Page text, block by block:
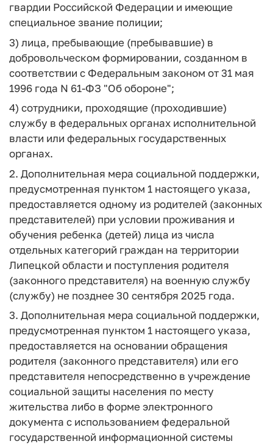
гвардии Российской Федерации и имеющие
специальное звание полиции;
3) лица, пребывающие (пребывавшие) в
добровольческом формировании, созданном в
соответствии с Федеральным законом от 31 мая
1996 года N 61-ФЗ "Об обороне";
4) сотрудники, проходящие (проходившие)
службу в федеральных органах исполнительной
власти или федеральных государственных
органах.
2. Дополнительная мера социальной поддержки,
предусмотренная пунктом 1 настоящего указа,
предоставляется одному из родителей (законных
представителей) при условии проживания и
обучения ребенка (детей) лица из числа
отдельных категорий граждан на территории
Липецкой области и поступления родителя
(законного представителя) на военную службу
(службу) не позднее 30 сентября 2025 года.
3. Дополнительная мера социальной поддержки,
предусмотренная пунктом 1 настоящего указа,
предоставляется на основании обращения
родителя (законного представителя) или его
представителя непосредственно в учреждение
социальной защиты населения по месту
жительства либо в форме электронного
документа с использованием федеральной
государственной информационной системы